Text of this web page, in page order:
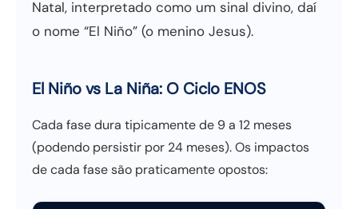
Natal, interpretado como um sinal divino, daí
o nome “El Niño” (o menino Jesus).
El Niño vs La Niña: O Ciclo ENOS
Cada fase dura tipicamente de 9 a 12 meses
(podendo persistir por 24 meses). Os impactos
de cada fase são praticamente opostos: